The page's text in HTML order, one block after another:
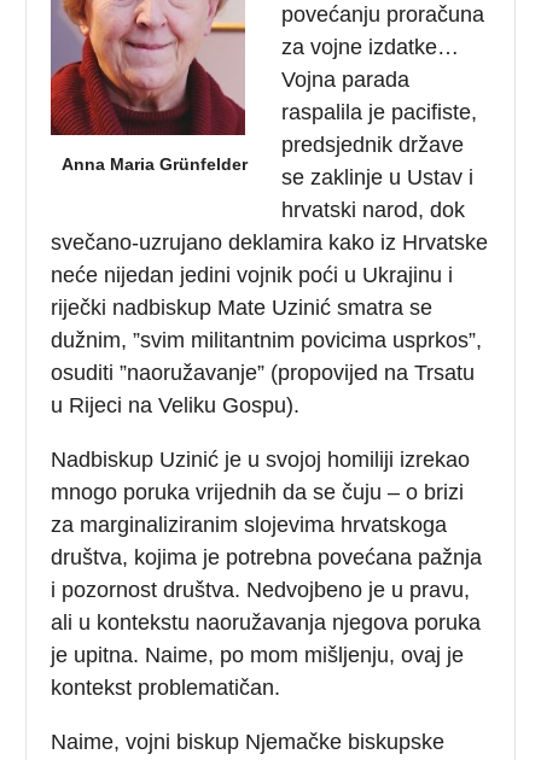
Anna Maria Grünfelder
povećanju proračuna
za vojne izdatke…
Vojna parada
raspalila je pacifiste,
predsjednik države
se zaklinje u Ustav i
hrvatski narod, dok
svečano-uzrujano deklamira kako iz Hrvatske
neće nijedan jedini vojnik poći u Ukrajinu i
riječki nadbiskup Mate Uzinić smatra se
dužnim, ”svim militantnim povicima usprkos”,
osuditi ”naoružavanje” (propovijed na Trsatu
u Rijeci na Veliku Gospu).
Nadbiskup Uzinić je u svojoj homiliji izrekao
mnogo poruka vrijednih da se čuju – o brizi
za marginaliziranim slojevima hrvatskoga
društva, kojima je potrebna povećana pažnja
i pozornost društva. Nedvojbeno je u pravu,
ali u kontekstu naoružavanja njegova poruka
je upitna. Naime, po mom mišljenju, ovaj je
kontekst problematičan.
Naime, vojni biskup Njemačke biskupske